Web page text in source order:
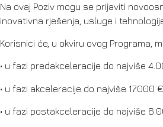
Na ovaj Poziv mogu se prijaviti
inovativna rješenja, usluge i
Korisnici će, u okviru ovog Programa,
• u fazi predakceleracije do najviše
• u fazi akceleracije do najviše 17.000
• u fazi postakceleracije do najviše